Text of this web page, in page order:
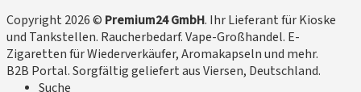
Copyright 2026 © Premium24 GmbH. Ihr Lieferant für Kioske
und Tankstellen. Raucherbedarf. Vape-Großhandel. E-
Zigaretten für Wiederverkäufer, Aromakapseln und mehr.
B2B Portal. Sorgfältig geliefert aus Viersen, Deutschland.
Suche